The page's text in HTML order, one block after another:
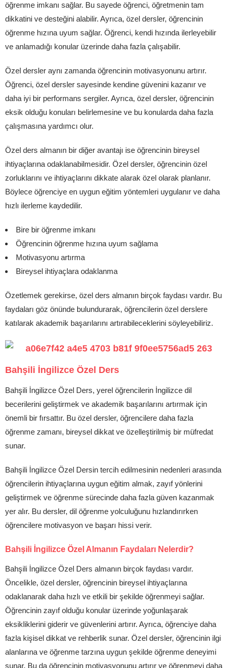
öğrenme imkanı sağlar. Bu sayede öğrenci, öğretmenin tam
dikkatini ve desteğini alabilir. Ayrıca, özel dersler, öğrencinin
öğrenme hızına uyum sağlar. Öğrenci, kendi hızında ilerleyebilir
ve anlamadığı konular üzerinde daha fazla çalışabilir.
Özel dersler aynı zamanda öğrencinin motivasyonunu artırır.
Öğrenci, özel dersler sayesinde kendine güvenini kazanır ve
daha iyi bir performans sergiler. Ayrıca, özel dersler, öğrencinin
eksik olduğu konuları belirlemesine ve bu konularda daha fazla
çalışmasına yardımcı olur.
Özel ders almanın bir diğer avantajı ise öğrencinin bireysel
ihtiyaçlarına odaklanabilmesidir. Özel dersler, öğrencinin özel
zorluklarını ve ihtiyaçlarını dikkate alarak özel olarak planlanır.
Böylece öğrenciye en uygun eğitim yöntemleri uygulanır ve daha
hızlı ilerleme kaydedilir.
Bire bir öğrenme imkanı
Öğrencinin öğrenme hızına uyum sağlama
Motivasyonu artırma
Bireysel ihtiyaçlara odaklanma
Özetlemek gerekirse, özel ders almanın birçok faydası vardır. Bu
faydaları göz önünde bulundurarak, öğrencilerin özel derslere
katılarak akademik başarılarını artırabileceklerini söyleyebiliriz.
Bahşili İngilizce Özel Ders
Bahşili İngilizce Özel Ders, yerel öğrencilerin İngilizce dil
becerilerini geliştirmek ve akademik başarılarını artırmak için
önemli bir fırsattır. Bu özel dersler, öğrencilere daha fazla
öğrenme zamanı, bireysel dikkat ve özelleştirilmiş bir müfredat
sunar.
Bahşili İngilizce Özel Dersin tercih edilmesinin nedenleri arasında
öğrencilerin ihtiyaçlarına uygun eğitim almak, zayıf yönlerini
geliştirmek ve öğrenme sürecinde daha fazla güven kazanmak
yer alır. Bu dersler, dil öğrenme yolculuğunu hızlandırırken
öğrencilere motivasyon ve başarı hissi verir.
Bahşili İngilizce Özel Almanın Faydaları Nelerdir?
Bahşili İngilizce Özel Ders almanın birçok faydası vardır.
Öncelikle, özel dersler, öğrencinin bireysel ihtiyaçlarına
odaklanarak daha hızlı ve etkili bir şekilde öğrenmeyi sağlar.
Öğrencinin zayıf olduğu konular üzerinde yoğunlaşarak
eksikliklerini giderir ve güvenlerini artırır. Ayrıca, öğrenciye daha
fazla kişisel dikkat ve rehberlik sunar. Özel dersler, öğrencinin ilgi
alanlarına ve öğrenme tarzına uygun şekilde öğrenme deneyimi
sunar. Bu da öğrencinin motivasyonunu artırır ve öğrenmeyi daha